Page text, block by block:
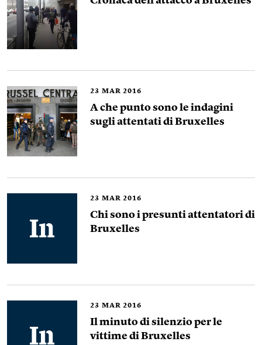
23 MAR 2016
A che punto sono le indagini
sugli attentati di Bruxelles
23 MAR 2016
Chi sono i presunti attentatori di
Bruxelles
23 MAR 2016
Il minuto di silenzio per le
vittime di Bruxelles